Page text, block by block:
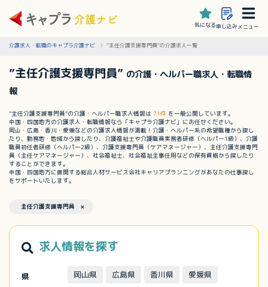
気になる申し込みメニュー
介護求人・転職のキャプラ介護ナビ ”主任介護支援専門員”の介護求人一覧
”主任介護支援専門員” の介護・ヘルパー職求人・転職情
報
”主任介護支援専門員”の介護・ヘルパー職求人情報は 71件 を一般公開しています。
中国・四国地方の介護求人・転職情報なら「キャプラ介護ナビ」にお任せください。
岡山・広島・香川・愛媛などの介護求人情報が満載！介護・ヘルパー系の希望職種から探し
たり、勤務地・地域から探したり、介護福祉士や介護職員実務者研修（ヘルパー1級）、介護
職員初任者研修（ヘルパー2級）、介護支援専門員（ケアマネージャー）、主任介護支援専門
員（主任ケアマネージャー）、社会福祉士、社会福祉主事任用などの保有資格から探したり
することができます。
中国・四国地方に展開する総合人材サービス会社キャリアプランニングがあなたの仕事探し
をサポートいたします。
主任介護支援専門員 ×
求人情報を探す
県 岡山県 広島県 香川県 愛媛県